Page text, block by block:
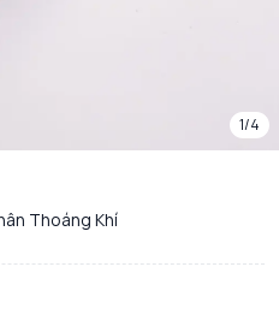
1/4
Thoáng Khí